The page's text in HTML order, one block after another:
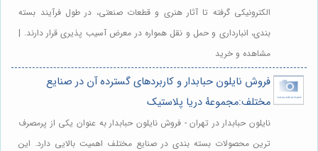
الکترونیکی گرفته تا آثار هنری و قطعات صنعتی، در طول فرآیند بسته
بندی، انبارداری و حمل و نقل همواره در معرض آسیب پذیری قرار دارند. |
مشاهده و خرید
فروش نایلون حبابدار و کاربردهای گسترده آن در صنایع
مختلف:مجموعهٔ دریا پلاستیک
نایلون حبابدار در تهران - فروش نایلون حبابدار به عنوان یکی از پرمصرف
ترین محصولات بسته بندی در صنایع مختلف اهمیت بالایی دارد. این